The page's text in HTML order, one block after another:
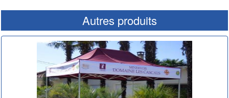
Autres produits